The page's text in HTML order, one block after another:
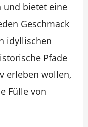
und bietet eine
Geschmack
idyllischen
Pfade
erleben wollen,
Fülle von